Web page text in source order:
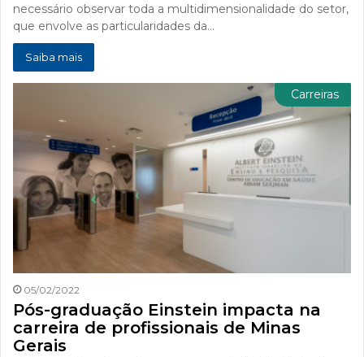
necessário observar toda a multidimensionalidade do setor,
que envolve as particularidades da…
Saiba mais
Carreiras
05/02/2022
Pós-graduação Einstein impacta na
carreira de profissionais de Minas
Gerais